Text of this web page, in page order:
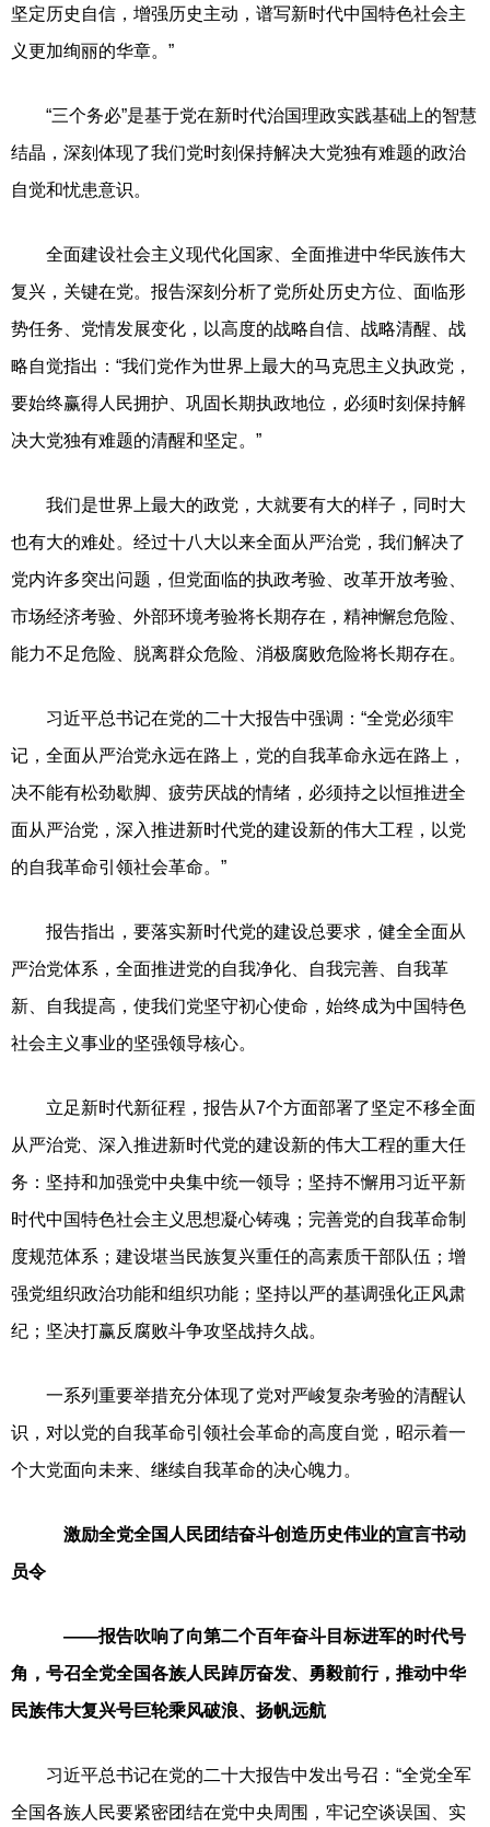
坚定历史自信，增强历史主动，谱写新时代中国特色社会主
义更加绚丽的华章。”
“三个务必”是基于党在新时代治国理政实践基础上的智慧
结晶，深刻体现了我们党时刻保持解决大党独有难题的政治
自觉和忧患意识。
全面建设社会主义现代化国家、全面推进中华民族伟大
复兴，关键在党。报告深刻分析了党所处历史方位、面临形
势任务、党情发展变化，以高度的战略自信、战略清醒、战
略自觉指出：“我们党作为世界上最大的马克思主义执政党，
要始终赢得人民拥护、巩固长期执政地位，必须时刻保持解
决大党独有难题的清醒和坚定。”
我们是世界上最大的政党，大就要有大的样子，同时大
也有大的难处。经过十八大以来全面从严治党，我们解决了
党内许多突出问题，但党面临的执政考验、改革开放考验、
市场经济考验、外部环境考验将长期存在，精神懈怠危险、
能力不足危险、脱离群众危险、消极腐败危险将长期存在。
习近平总书记在党的二十大报告中强调：“全党必须牢
记，全面从严治党永远在路上，党的自我革命永远在路上，
决不能有松劲歇脚、疲劳厌战的情绪，必须持之以恒推进全
面从严治党，深入推进新时代党的建设新的伟大工程，以党
的自我革命引领社会革命。”
报告指出，要落实新时代党的建设总要求，健全全面从
严治党体系，全面推进党的自我净化、自我完善、自我革
新、自我提高，使我们党坚守初心使命，始终成为中国特色
社会主义事业的坚强领导核心。
立足新时代新征程，报告从7个方面部署了坚定不移全面
从严治党、深入推进新时代党的建设新的伟大工程的重大任
务：坚持和加强党中央集中统一领导；坚持不懈用习近平新
时代中国特色社会主义思想凝心铸魂；完善党的自我革命制
度规范体系；建设堪当民族复兴重任的高素质干部队伍；增
强党组织政治功能和组织功能；坚持以严的基调强化正风肃
纪；坚决打赢反腐败斗争攻坚战持久战。
一系列重要举措充分体现了党对严峻复杂考验的清醒认
识，对以党的自我革命引领社会革命的高度自觉，昭示着一
个大党面向未来、继续自我革命的决心魄力。
激励全党全国人民团结奋斗创造历史伟业的宣言书动
员令
——报告吹响了向第二个百年奋斗目标进军的时代号
角，号召全党全国各族人民踔厉奋发、勇毅前行，推动中华
民族伟大复兴号巨轮乘风破浪、扬帆远航
习近平总书记在党的二十大报告中发出号召：“全党全军
全国各族人民要紧密团结在党中央周围，牢记空谈误国、实